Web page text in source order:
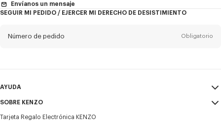
Envíanos un mensaje
SEGUIR MI PEDIDO / EJERCER MI DERECHO DE DESISTIMIENTO
Número de pedido Obligatorio
AYUDA
Mi Cuenta
Guía de tallas
SOBRE KENZO
Condiciones de venta
Tarjeta Regalo Electrónica KENZO